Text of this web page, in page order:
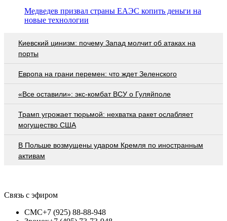
Медведев призвал страны ЕАЭС копить деньги на
новые технологии
Киевский цинизм: почему Запад молчит об атаках на
порты
Европа на грани перемен: что ждет Зеленского
«Все оставили»: экс-комбат ВСУ о Гуляйполе
Трамп угрожает тюрьмой: нехватка ракет ослабляет
могущество США
В Польше возмущены ударом Кремля по иностранным
активам
Связь с эфиром
СМС+7 (925) 88-88-948